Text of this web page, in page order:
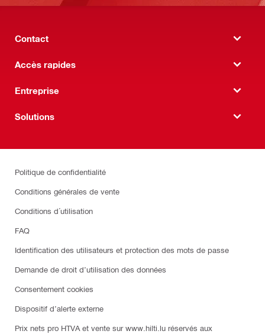
Contact
Accès rapides
Entreprise
Solutions
Politique de confidentialité
Conditions générales de vente
Conditions d´utilisation
FAQ
Identification des utilisateurs et protection des mots de passe
Demande de droit d’utilisation des données
Consentement cookies
Dispositif d’alerte externe
Prix nets pro HTVA et vente sur www.hilti.lu réservés aux